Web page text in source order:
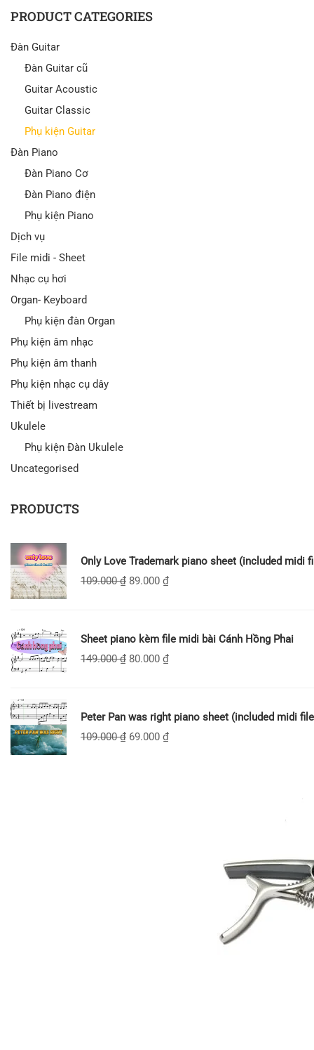
PRODUCT CATEGORIES
Đàn Guitar
Đàn Guitar cũ
Guitar Acoustic
Guitar Classic
Phụ kiện Guitar
Đàn Piano
Đàn Piano Cơ
Đàn Piano điện
Phụ kiện Piano
Dịch vụ
File midi - Sheet
Nhạc cụ hơi
Organ- Keyboard
Phụ kiện đàn Organ
Phụ kiện âm nhạc
Phụ kiện âm thanh
Phụ kiện nhạc cụ dây
Thiết bị livestream
Ukulele
Phụ kiện Đàn Ukulele
Uncategorised
PRODUCTS
Only Love Trademark piano sheet (included midi
109.000₫ 89.000 ₫
Sheet piano kèm file midi bài Cánh Hồng Phai
149.000₫ 80.000 ₫
Peter Pan was right piano sheet (included midi
109.000₫ 69.000 ₫